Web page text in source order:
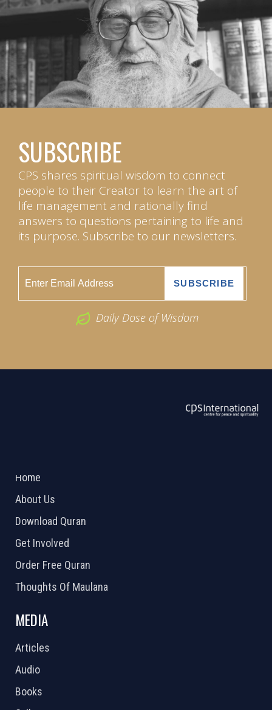
SUBSCRIBE
CPS shares spiritual wisdom to connect
people to their Creator to learn the art of
life management and rationally find
answers to questions pertaining to life and
its purpose. Subscribe to our newsletters.
Daily Dose of Wisdom
Home
About Us
Download Quran
Get Involved
Order Free Quran
Thoughts Of Maulana
MEDIA
Articles
Audio
Books